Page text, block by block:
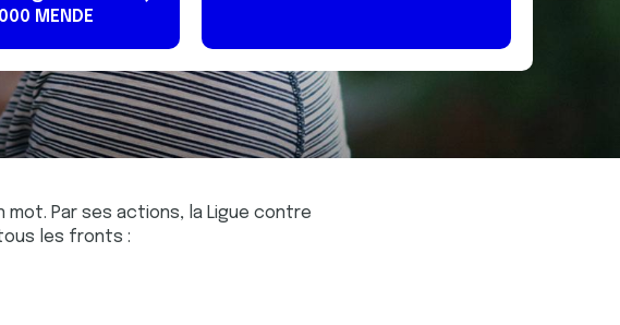
MENDE
mot. Par ses actions, la Ligue contre
les fronts :